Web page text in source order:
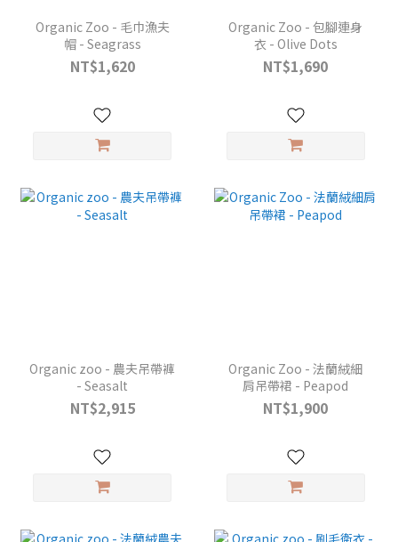
Organic Zoo - 毛巾漁夫
帽 - Seagrass
NT$1,620
Organic Zoo - 包腳連身
衣 - Olive Dots
NT$1,690
Organic zoo - 農夫吊帶褲
- Seasalt
NT$2,915
Organic Zoo - 法蘭絨細
肩吊帶裙 - Peapod
NT$1,900